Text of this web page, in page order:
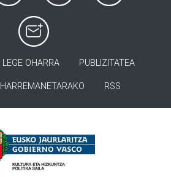
LEGE OHARRA PUBLIZITATEA
HARREMANETARAKO RSS